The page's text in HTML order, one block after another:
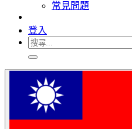
常見問題
登入